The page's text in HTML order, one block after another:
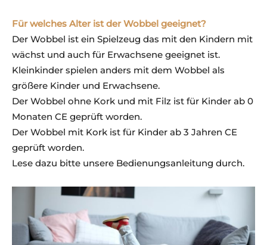
Für welches Alter ist der Wobbel geeignet?
Der Wobbel ist ein Spielzeug das mit den Kindern mit
wächst und auch für Erwachsene geeignet ist.
Kleinkinder spielen anders mit dem Wobbel als
größere Kinder und Erwachsene.
Der Wobbel ohne Kork und mit Filz ist für Kinder ab 0
Monaten CE geprüft worden.
Der Wobbel mit Kork ist für Kinder ab 3 Jahren CE
geprüft worden.
Lese dazu bitte unsere Bedienungsanleitung durch.